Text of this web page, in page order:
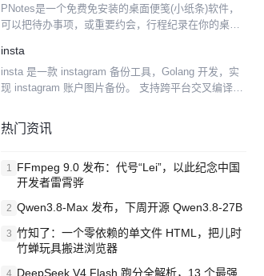
码中。 我修改...
PNotes是一个免费免安装的桌面便笺(小纸条)软件，
可以把待办事项，或重要约会，行程纪录在你的桌面
小颜色都可以改变，而且若是嫌整个桌面都是便笺很
碍眼，还...
insta
insta 是一款 instagram 备份工具，Golang 开发，实
现 instagram 账户图片备份。 支持跨平台交叉编译，
热门资讯
1 FFmpeg 9.0 发布：代号“Lei”，以此纪念中国
开发者雷霄骅
2 Qwen3.8-Max 发布，下周开源 Qwen3.8-27B
3 竹知了：一个零依赖的单文件 HTML，把儿时
竹蝉玩具搬进浏览器
4 DeepSeek V4 Flash 跑分全解析，13 个最强